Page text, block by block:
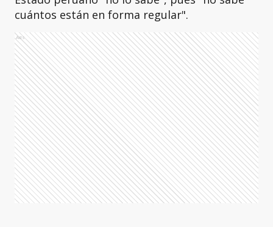
cuántos están en forma regular".
Ads